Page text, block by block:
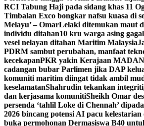
RCI Tabung Haji pada sidang khas 11
Timbalan Exco bongkar nafsu kuasa di
Melayu’ – OmarLelaki ditemukan maut
individu ditahan10 kru warga asing
vesel nelayan ditahan Maritim Malaysia
PDRM sambut perubahan, manfaat
kecekapanPKR yakin Kerajaan
cadangan bubar Parlimen jika DAP
komuniti maritim diingat tidak ambil
keselamatanShahrudin tekankan
dan kerjasama komunitiSheikh Omar
persenda ‘tahlil Loke di Chennah’
2026 bincang potensi AI pacu
buka permohonan Dermasiswa B40